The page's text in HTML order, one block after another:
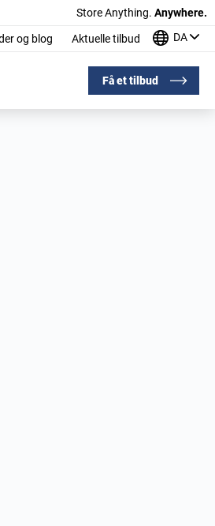
Store Anything. Anywhere.
og blog Aktuelle tilbud DA
Få et tilbud